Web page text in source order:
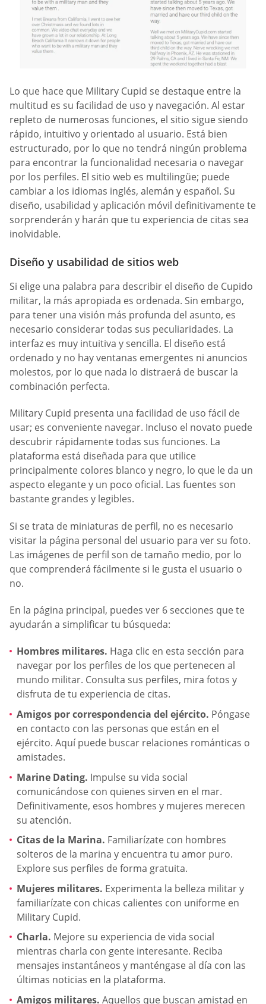
Lo que hace que Military Cupid se destaque entre la
multitud es su facilidad de uso y navegación. Al estar
repleto de numerosas funciones, el sitio sigue siendo
rápido, intuitivo y orientado al usuario. Está bien
estructurado, por lo que no tendrá ningún problema
para encontrar la funcionalidad necesaria o navegar
por los perfiles. El sitio web es multilingüe; puede
cambiar a los idiomas inglés, alemán y español. Su
diseño, usabilidad y aplicación móvil definitivamente te
sorprenderán y harán que tu experiencia de citas sea
inolvidable.
Diseño y usabilidad de sitios web
Si elige una palabra para describir el diseño de Cupido
militar, la más apropiada es ordenada. Sin embargo,
para tener una visión más profunda del asunto, es
necesario considerar todas sus peculiaridades. La
interfaz es muy intuitiva y sencilla. El diseño está
ordenado y no hay ventanas emergentes ni anuncios
molestos, por lo que nada lo distraerá de buscar la
combinación perfecta.
Military Cupid presenta una facilidad de uso fácil de
usar; es conveniente navegar. Incluso el novato puede
descubrir rápidamente todas sus funciones. La
plataforma está diseñada para que utilice
principalmente colores blanco y negro, lo que le da un
aspecto elegante y un poco oficial. Las fuentes son
bastante grandes y legibles.
Si se trata de miniaturas de perfil, no es necesario
visitar la página personal del usuario para ver su foto.
Las imágenes de perfil son de tamaño medio, por lo
que comprenderá fácilmente si le gusta el usuario o
no.
En la página principal, puedes ver 6 secciones que te
ayudarán a simplificar tu búsqueda:
Hombres militares. Haga clic en esta sección para
navegar por los perfiles de los que pertenecen al
mundo militar. Consulta sus perfiles, mira fotos y
disfruta de tu experiencia de citas.
Amigos por correspondencia del ejército. Póngase
en contacto con las personas que están en el
ejército. Aquí puede buscar relaciones románticas o
amistades.
Marine Dating. Impulse su vida social
comunicándose con quienes sirven en el mar.
Definitivamente, esos hombres y mujeres merecen
su atención.
Citas de la Marina. Familiarízate con hombres
solteros de la marina y encuentra tu amor puro.
Explore sus perfiles de forma gratuita.
Mujeres militares. Experimenta la belleza militar y
familiarízate con chicas calientes con uniforme en
Military Cupid.
Charla. Mejore su experiencia de vida social
mientras charla con gente interesante. Reciba
mensajes instantáneos y manténgase al día con las
últimas noticias en la plataforma.
Amigos militares. Aquellos que buscan amistad en